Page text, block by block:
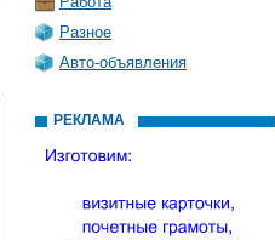
Разное
Авто-объявления
РЕКЛАМА